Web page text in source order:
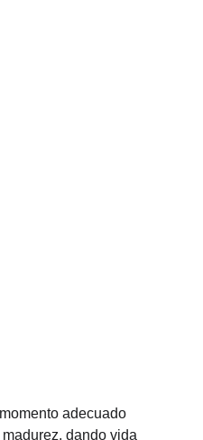
adecuado
dando vida